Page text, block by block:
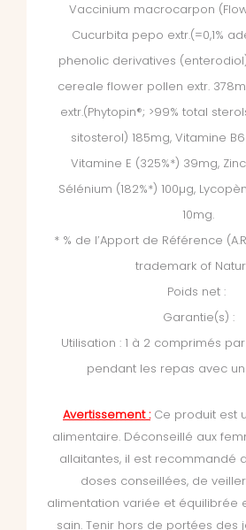
Vaccinium macrocarpon
Cucurbita pepo extr.(=0,1%
phenolic derivatives
cereale flower pollen extr.
extr.(Phytopin®; >99% total
sitosterol) 185mg, Vitamine
Vitamine E (325%*) 39mg, Zinc
Sélénium (182%*) 100µg,
10mg.
* % de l’Apport de Référence
trademark of
Poids net :
Garantie(s) :
Utilisation : 1 à 2 comprimés
pendant les repas avec un
Avertissement :Ce produit est
alimentaire. Déconseillé aux
allaitantes, il est recommandé
doses conseillées, de
alimentation variée et équilibrée
sain. Tenir hors de portées des